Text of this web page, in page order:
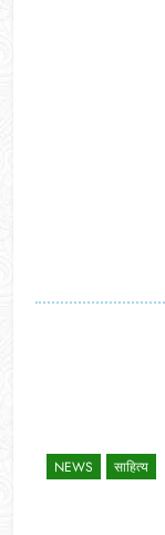
NEWS साहित्य